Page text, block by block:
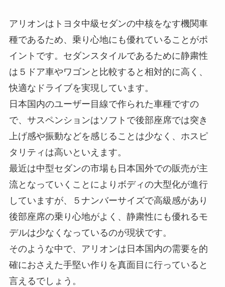
アリオンはトヨタ中級セダンの中核をなす機関車
種であるため、乗り心地にも優れていることがポ
イントです。セダンスタイルであるために静粛性
は５ドア車やワゴンと比較すると相対的に高く、
快適なドライブを実現しています。
日本国内のユーザー目線で作られた車種ですの
で、サスペンションはソフトで後部座席では突き
上げ感や振動などを感じることは少なく、ホスピ
タリティは高いといえます。
最近は中型セダンの市場も日本国外での販売が主
流となっていくことによりボディの大型化が進行
していますが、５ナンバーサイズで高級感があり
後部座席の乗り心地がよく、静粛性にも優れるモ
デルは少なくなっているのが現状です。
そのような中で、アリオンは日本国内の需要を的
確におさえた手堅い作りを真面目に行っていると
言えるでしょう。